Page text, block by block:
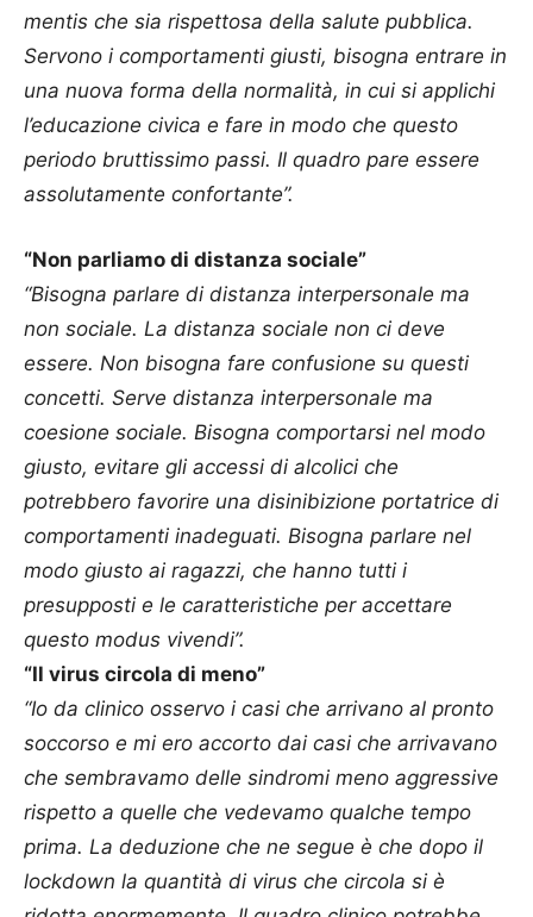
mentis che sia rispettosa della salute pubblica.
Servono i comportamenti giusti, bisogna entrare in
una nuova forma della normalità, in cui si applichi
l’educazione civica e fare in modo che questo
periodo bruttissimo passi. Il quadro pare essere
assolutamente confortante”.
“Non parliamo di distanza sociale”
“Bisogna parlare di distanza interpersonale ma
non sociale. La distanza sociale non ci deve
essere. Non bisogna fare confusione su questi
concetti. Serve distanza interpersonale ma
coesione sociale. Bisogna comportarsi nel modo
giusto, evitare gli accessi di alcolici che
potrebbero favorire una disinibizione portatrice di
comportamenti inadeguati. Bisogna parlare nel
modo giusto ai ragazzi, che hanno tutti i
presupposti e le caratteristiche per accettare
questo modus vivendi”.
“Il virus circola di meno”
“Io da clinico osservo i casi che arrivano al pronto
soccorso e mi ero accorto dai casi che arrivavano
che sembravamo delle sindromi meno aggressive
rispetto a quelle che vedevamo qualche tempo
prima. La deduzione che ne segue è che dopo il
lockdown la quantità di virus che circola si è